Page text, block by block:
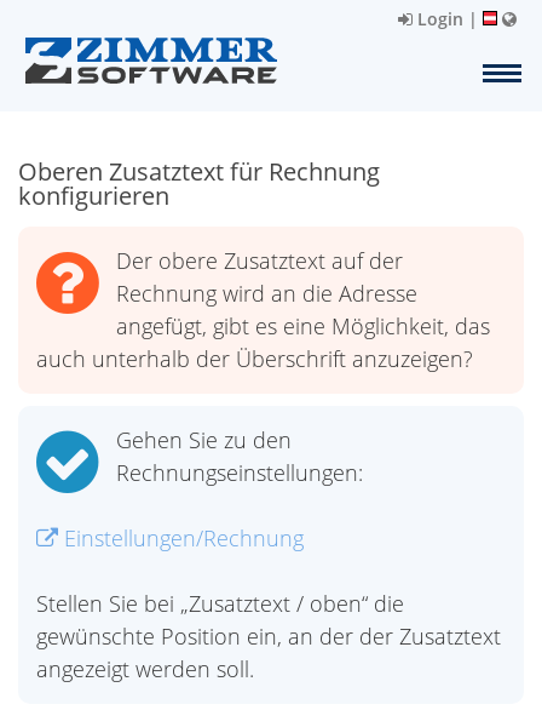
Login |
Oberen Zusatztext für Rechnung
konfigurieren
Der obere Zusatztext auf der
Rechnung wird an die Adresse
angefügt, gibt es eine Möglichkeit, das
auch unterhalb der Überschrift anzuzeigen?
Gehen Sie zu den
Rechnungseinstellungen:
Einstellungen/Rechnung
Stellen Sie bei „Zusatztext / oben“ die
gewünschte Position ein, an der der Zusatztext
angezeigt werden soll.